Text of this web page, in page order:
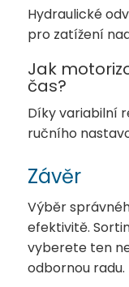
Hydraulické
pro zatížení
Jak
čas?
Díky variabilní
ručního
Závěr
Výběr
efektivitě.
vyberete ten
odbornou radu.